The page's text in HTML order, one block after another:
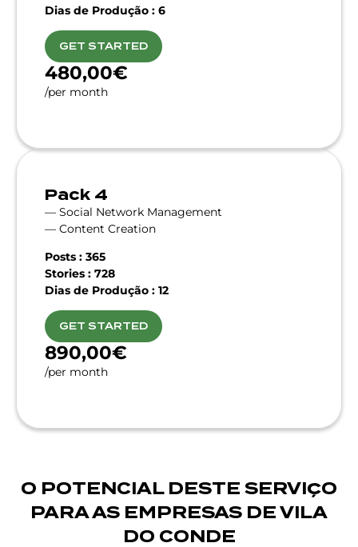
Dias de Produção : 6
GET STARTED
480,00€
/per month
Pack 4
— Social Network Management
— Content Creation
Posts : 365
Stories : 728
Dias de Produção : 12
GET STARTED
890,00€
/per month
O POTENCIAL DESTE SERVIÇO
PARA AS EMPRESAS DE VILA
DO CONDE